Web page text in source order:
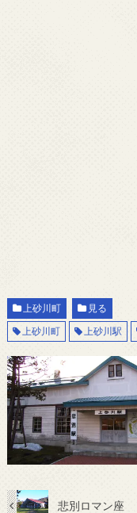
上砂川町
見る
上砂川町
上砂川駅
悲別ロマン座